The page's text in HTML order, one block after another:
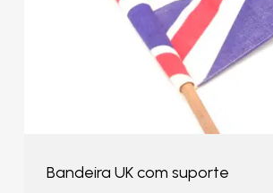
Bandeira UK com suporte